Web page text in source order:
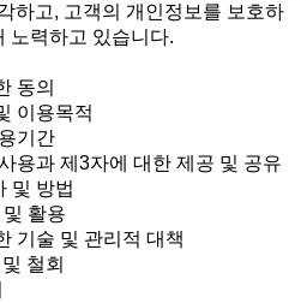
하고,고객의개인정보를보호하
력하고있습니다.
동의
이용목적
기간
용과제3자에대한제공및공유
및방법
활용
기술및관리적대책
철회